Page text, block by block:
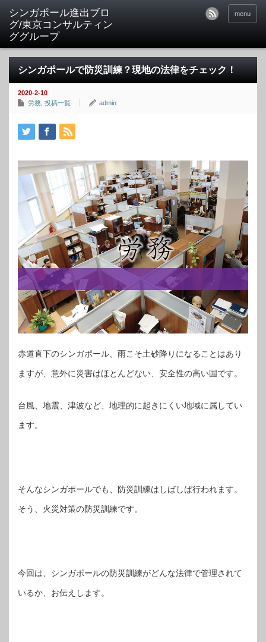
シンガポール進出ブロ
グ/東京コンサルティン
ググループ
menu
シンガポールで防災訓練？現地の法律をチェック！
2020-2-10
労務 投稿一覧 admin
赤道直下のシンガポール、雨こそ土砂降りになることはあり
ますが、意外に災害はほとんどない、安全性の高い国です。
台風、地震、津波など、地理的に起きにくい地域に属してい
ます。
そんなシンガポールでも、防災訓練はしばしば行われます。
そう、火災対策の防災訓練です。
今回は、シンガポールの防災訓練がどんな法律で管理されて
いるか、お伝えします。